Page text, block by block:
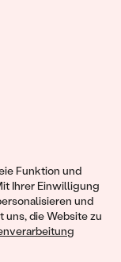
Funktion und
Ihrer Einwilligung
und
uns, die Website zu
und